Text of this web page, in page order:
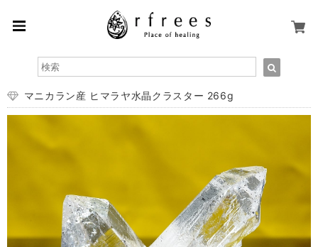
マニカラン産 ヒマラヤ水晶クラスター 266g